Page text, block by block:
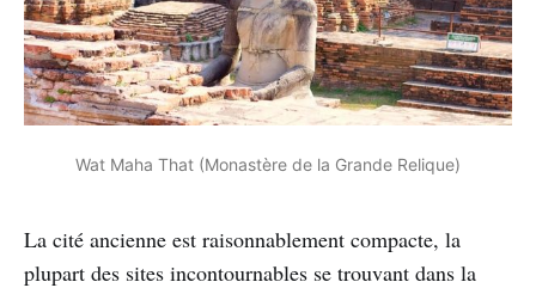
Wat Maha That (Monastère de la Grande Relique)
La cité ancienne est raisonnablement compacte, la
plupart des sites incontournables se trouvant dans la